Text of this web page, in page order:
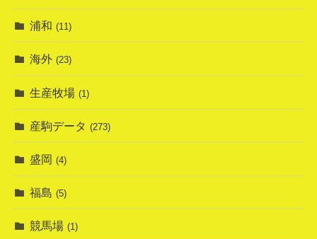
浦和 (11)
海外 (23)
生産牧場 (1)
産駒データ (273)
盛岡 (4)
福島 (5)
競馬場 (1)